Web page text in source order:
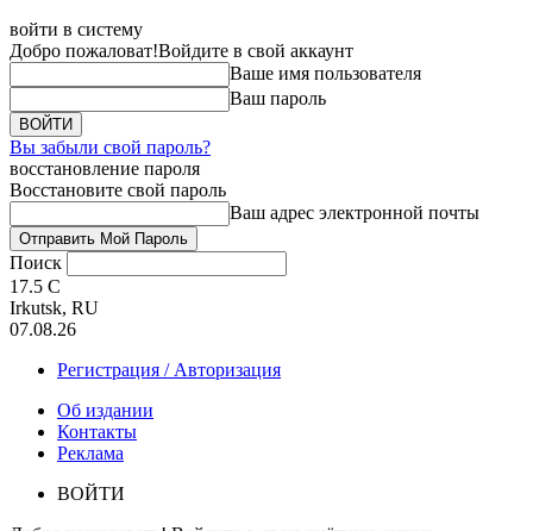
войти в систему
Добро пожаловат!Войдите в свой аккаунт
Ваше имя пользователя
Ваш пароль
Вы забыли свой пароль?
восстановление пароля
Восстановите свой пароль
Ваш адрес электронной почты
Поиск
17.5 C
Irkutsk, RU
07.08.26
Регистрация / Авторизация
Об издании
Контакты
Реклама
ВОЙТИ